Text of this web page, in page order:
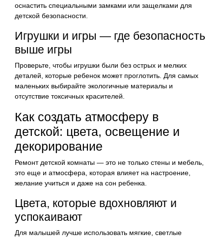
оснастить специальными замками или защелками для
детской безопасности.
Игрушки и игры — где безопасность
выше игры
Проверьте, чтобы игрушки были без острых и мелких
деталей, которые ребенок может проглотить. Для самых
маленьких выбирайте экологичные материалы и
отсутствие токсичных красителей.
Как создать атмосферу в
детской: цвета, освещение и
декорирование
Ремонт детской комнаты — это не только стены и мебель,
это еще и атмосфера, которая влияет на настроение,
желание учиться и даже на сон ребенка.
Цвета, которые вдохновляют и
успокаивают
Для малышей лучше использовать мягкие, светлые